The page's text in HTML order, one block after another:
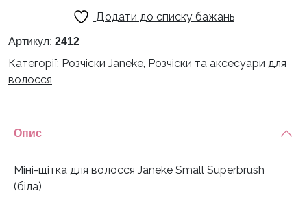
Janeke
Superbrush
(біла)
Додати до списку бажань
Артикул: 2412
Категорії: Розчіски Janeke, Розчіски та аксесуари для
волосся
Опис
Міні-щітка для волосся Janeke Small Superbrush
(біла)